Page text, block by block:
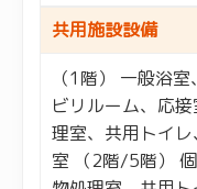
共用施設設備
（1階） 一般浴
ビリルーム、応
理室、共用トイ
室 （2階/5階）